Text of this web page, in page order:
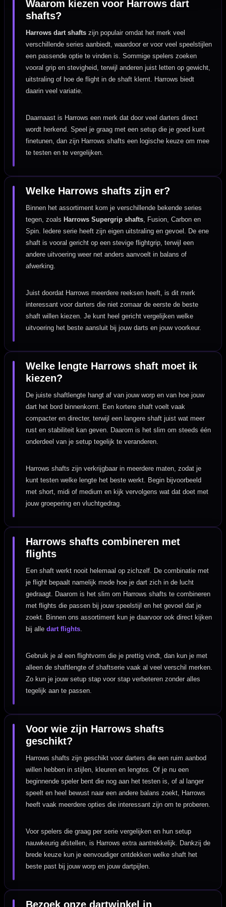
Waarom kiezen voor Harrows dart
shafts?
Harrows dart shafts zijn populair omdat het merk veel
verschillende series aanbiedt, waardoor er voor veel speelstijlen
een passende optie te vinden is. Sommige spelers zoeken
vooral grip en stevigheid, terwijl anderen juist letten op gewicht,
uitstraling of hoe de flight in de shaft klemt. Harrows biedt
daarin veel variatie.
Daarnaast is Harrows een merk dat door veel darters direct
wordt herkend. Speel je graag met een setup die je goed kunt
finetunen, dan zijn Harrows shafts een logische keuze om mee
te testen en te vergelijken.
Welke Harrows shafts zijn er?
Binnen het assortiment kom je verschillende bekende series
tegen, zoals Harrows Supergrip shafts , Fusion, Carbon en
Spin. Iedere serie heeft zijn eigen uitstraling en gevoel. De ene
shaft is vooral gericht op een stevige flightgrip, terwijl een
andere uitvoering weer net anders aanvoelt in balans of
afwerking.
Juist doordat Harrows meerdere reeksen heeft, is dit merk
interessant voor darters die niet zomaar de eerste de beste
shaft willen kiezen. Je kunt heel gericht vergelijken welke
uitvoering het beste aansluit bij jouw darts en jouw voorkeur.
Welke lengte Harrows shaft moet ik
kiezen?
De juiste shaftlengte hangt af van jouw worp en van hoe jouw
dart het bord binnenkomt. Een kortere shaft voelt vaak
compacter en directer, terwijl een langere shaft juist wat meer
rust en stabiliteit kan geven. Daarom is het slim om steeds één
onderdeel van je setup tegelijk te veranderen.
Harrows shafts zijn verkrijgbaar in meerdere maten, zodat je
kunt testen welke lengte het beste werkt. Begin bijvoorbeeld
met short, midi of medium en kijk vervolgens wat dat doet met
jouw groepering en vluchtgedrag.
Harrows shafts combineren met
flights
Een shaft werkt nooit helemaal op zichzelf. De combinatie met
je flight bepaalt namelijk mede hoe je dart zich in de lucht
gedraagt. Daarom is het slim om Harrows shafts te combineren
met flights die passen bij jouw speelstijl en het gevoel dat je
zoekt. Binnen ons assortiment kun je daarvoor ook direct kijken
bij alledart flights
Gebruik je al een flightvorm die je prettig vindt, dan kun je met
alleen de shaftlengte of shaftserie vaak al veel verschil merken.
Zo kun je jouw setup stap voor stap verbeteren zonder alles
tegelijk aan te passen.
Voor wie zijn Harrows shafts
geschikt?
Harrows shafts zijn geschikt voor darters die een ruim aanbod
willen hebben in stijlen, kleuren en lengtes. Of je nu een
beginnende speler bent die nog aan het testen is, of al langer
speelt en heel bewust naar een andere balans zoekt, Harrows
heeft vaak meerdere opties die interessant zijn om te proberen.
Voor spelers die graag per serie vergelijken en hun setup
nauwkeurig afstellen, is Harrows extra aantrekkelijk. Dankzij de
brede keuze kun je eenvoudiger ontdekken welke shaft het
beste past bij jouw worp en jouw dartpijlen.
Bezoek onze dartwinkel in